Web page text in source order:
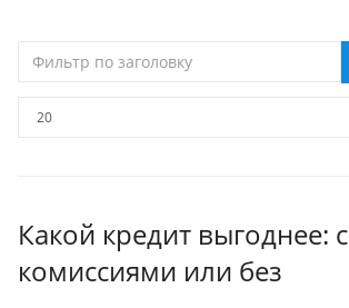
по
Какой кредит выгоднее: с
комиссиями или без